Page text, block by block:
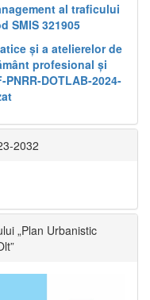
al traficului
SMIS 321905
și a atelierelor de
profesional și
DOTLAB-2024-
2032
„Plan Urbanistic